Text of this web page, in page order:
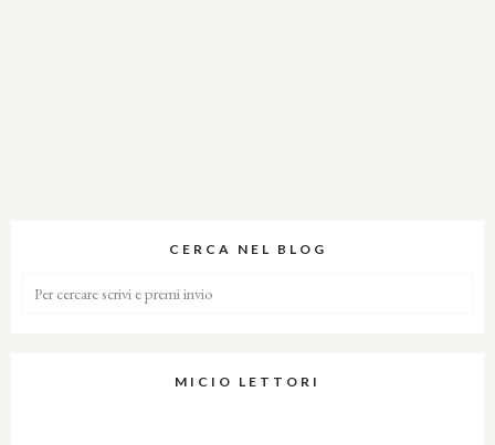
CERCA NEL BLOG
MICIO LETTORI